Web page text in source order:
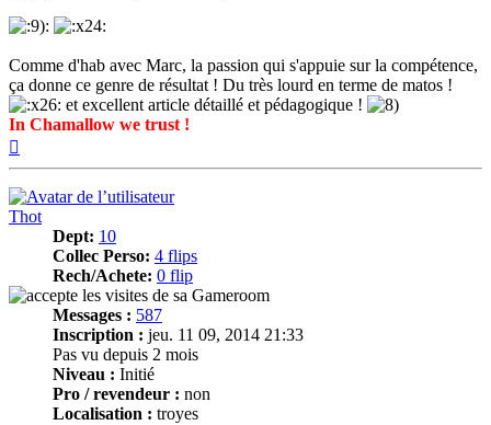
Comme d'hab avec Marc, la passion qui s'appuie sur la compétence,
ça donne ce genre de résultat ! Du très lourd en terme de matos !
et excellent article détaillé et pédagogique !
In Chamallow we trust !
Thot
Dept: 10
Collec Perso: 4 flips
Rech/Achete: 0 flip
Messages : 587
Inscription : jeu. 11 09, 2014 21:33
Pas vu depuis 2 mois
Niveau : Initié
Pro / revendeur : non
Localisation : troyes